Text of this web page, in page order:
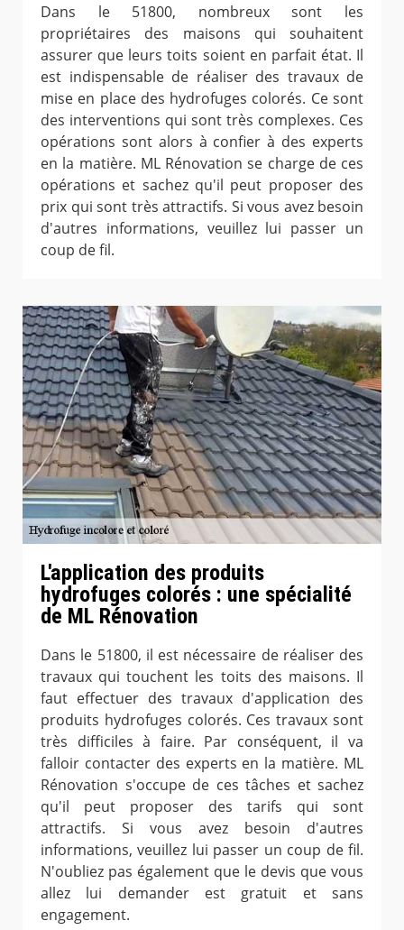
Dans le 51800, nombreux sont les
propriétaires des maisons qui souhaitent
assurer que leurs toits soient en parfait état. Il
est indispensable de réaliser des travaux de
mise en place des hydrofuges colorés. Ce sont
des interventions qui sont très complexes. Ces
opérations sont alors à confier à des experts
en la matière. ML Rénovation se charge de ces
opérations et sachez qu'il peut proposer des
prix qui sont très attractifs. Si vous avez besoin
d'autres informations, veuillez lui passer un
coup de fil.
L'application des produits
hydrofuges colorés : une spécialité
de ML Rénovation
Dans le 51800, il est nécessaire de réaliser des
travaux qui touchent les toits des maisons. Il
faut effectuer des travaux d'application des
produits hydrofuges colorés. Ces travaux sont
très difficiles à faire. Par conséquent, il va
falloir contacter des experts en la matière. ML
Rénovation s'occupe de ces tâches et sachez
qu'il peut proposer des tarifs qui sont
attractifs. Si vous avez besoin d'autres
informations, veuillez lui passer un coup de fil.
N'oubliez pas également que le devis que vous
allez lui demander est gratuit et sans
engagement.